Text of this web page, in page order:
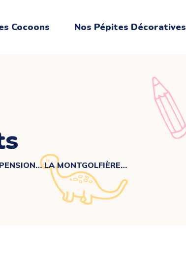
Cocoons Nos Pépites Décoratives
LA MONTGOLFIÈRE…